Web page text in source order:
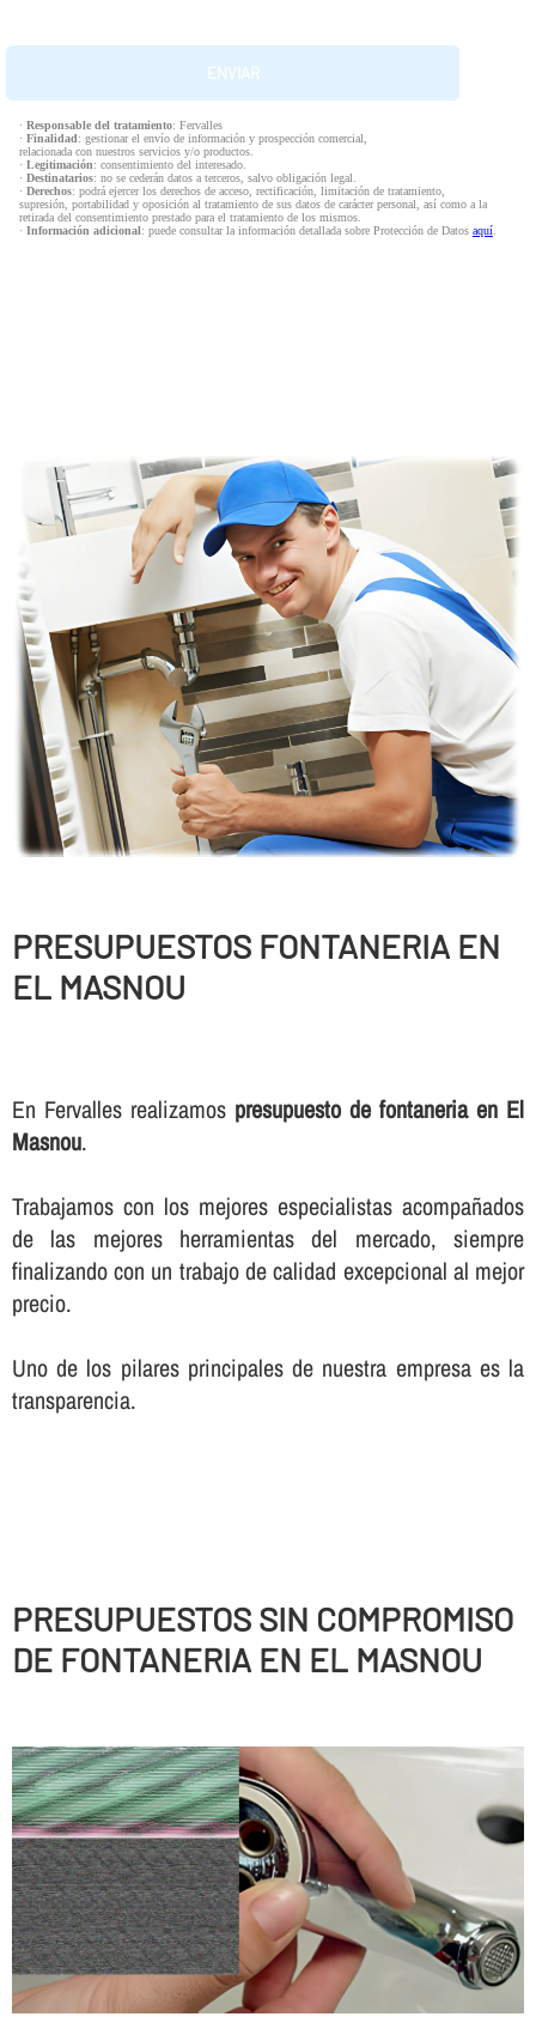
· Responsable del tratamiento: Fervalles
· Finalidad: gestionar el envío de información y prospección comercial,
relacionada con nuestros servicios y/o productos.
· Legitimación: consentimiento del interesado.
· Destinatarios: no se cederán datos a terceros, salvo obligación legal.
· Derechos: podrá ejercer los derechos de acceso, rectificación, limitación de tratamiento,
supresión, portabilidad y oposición al tratamiento de sus datos de carácter personal, así como a la
retirada del consentimiento prestado para el tratamiento de los mismos.
· Información adicional: puede consultar la información detallada sobre Protección de Datos aquí.
PRESUPUESTOS FONTANERIA EN
EL MASNOU
En Fervalles realizamos presupuesto de fontaneria en El
Masnou.
Trabajamos con los mejores especialistas acompañados
de las mejores herramientas del mercado, siempre
finalizando con un trabajo de calidad excepcional al mejor
precio.
Uno de los pilares principales de nuestra empresa es la
transparencia.
PRESUPUESTOS SIN COMPROMISO
DE FONTANERIA EN EL MASNOU